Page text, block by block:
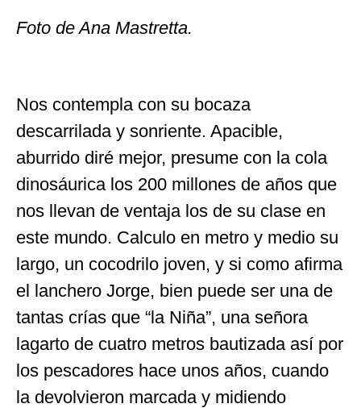
Foto de Ana Mastretta.
Nos contempla con su bocaza
descarrilada y sonriente. Apacible,
aburrido diré mejor, presume con la cola
dinosáurica los 200 millones de años que
nos llevan de ventaja los de su clase en
este mundo. Calculo en metro y medio su
largo, un cocodrilo joven, y si como afirma
el lanchero Jorge, bien puede ser una de
tantas crías que “la Niña”, una señora
lagarto de cuatro metros bautizada así por
los pescadores hace unos años, cuando
la devolvieron marcada y midiendo